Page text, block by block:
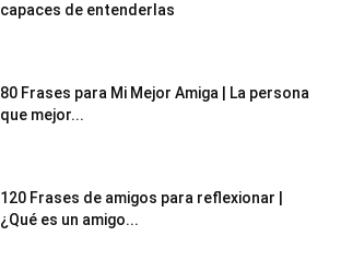
capaces de entenderlas
80 Frases para Mi Mejor Amiga | La persona
que mejor...
120 Frases de amigos para reflexionar |
¿Qué es un amigo...